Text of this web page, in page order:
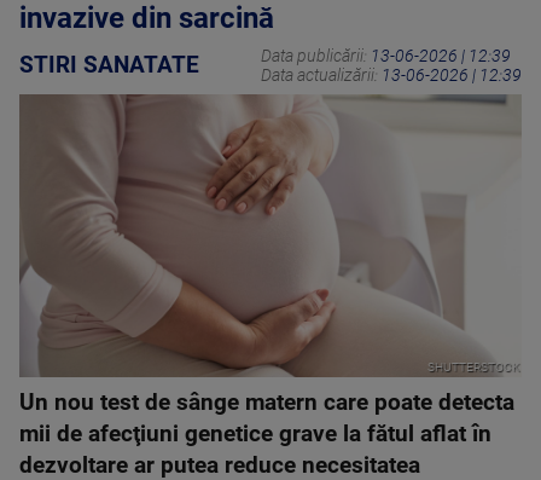
invazive din sarcină
STIRI SANATATE Data publicării: 13-06-2026 | 12:39
Data actualizării: 13-06-2026 | 12:39
SHUTTERSTOCK
Un nou test de sânge matern care poate detecta
mii de afecţiuni genetice grave la fătul aflat în
dezvoltare ar putea reduce necesitatea